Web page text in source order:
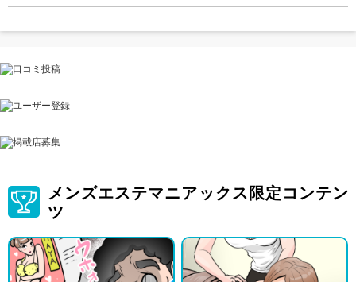
メンズエステマニアックス限定コンテン
ツ